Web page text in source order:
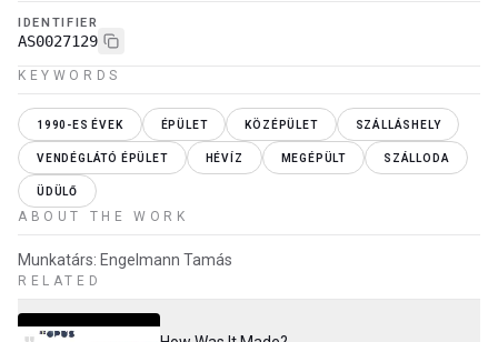
IDENTIFIER
AS0027129
KEYWORDS
1990-ES ÉVEK ÉPÜLET KÖZÉPÜLET SZÁLLÁSHELY
VENDÉGLÁTÓ ÉPÜLET HÉVÍZ MEGÉPÜLT SZÁLLODA
ÜDÜLŐ
ABOUT THE WORK
Munkatárs: Engelmann Tamás
RELATED